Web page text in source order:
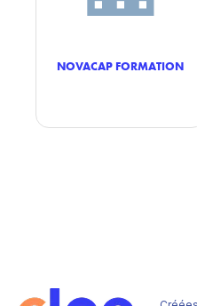
NOVACAP FORMATION